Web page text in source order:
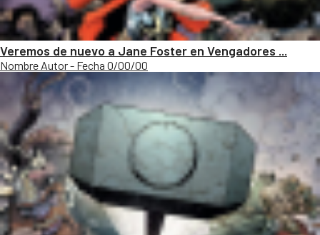
Veremos de nuevo a Jane Foster en Vengadores ...
Nombre Autor - Fecha 0/00/00